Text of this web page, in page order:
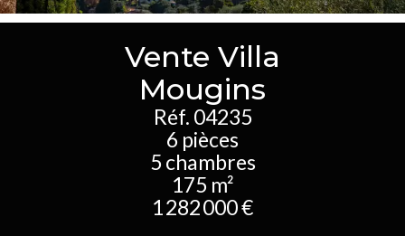
Vente Villa
Mougins
Réf. 04235
6 pièces
5 chambres
175 m²
1 282 000 €